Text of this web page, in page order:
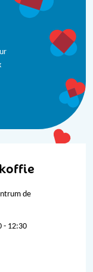
de
- 12:30